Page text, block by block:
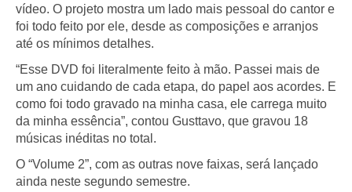
vídeo. O projeto mostra um lado mais pessoal do cantor e
foi todo feito por ele, desde as composições e arranjos
até os mínimos detalhes.
“Esse DVD foi literalmente feito à mão. Passei mais de
um ano cuidando de cada etapa, do papel aos acordes. E
como foi todo gravado na minha casa, ele carrega muito
da minha essência”, contou Gusttavo, que gravou 18
músicas inéditas no total.
O “Volume 2”, com as outras nove faixas, será lançado
ainda neste segundo semestre.